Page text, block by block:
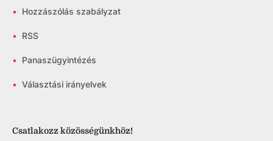
• Hozzászólás szabályzat
• RSS
• Panaszügyintézés
• Választási irányelvek
Csatlakozz közösségünkhöz!